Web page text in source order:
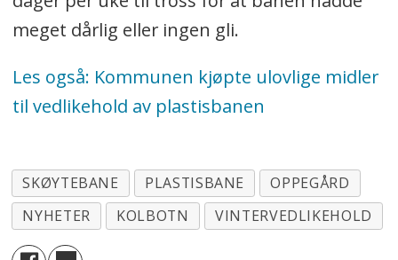
meget dårlig eller ingen gli.
Les også: Kommunen kjøpte ulovlige midler
til vedlikehold av plastisbanen
SKØYTEBANE PLASTISBANE
OPPEGÅRD
NYHETER
KOLBOTN VINTERVEDLIKEHOLD